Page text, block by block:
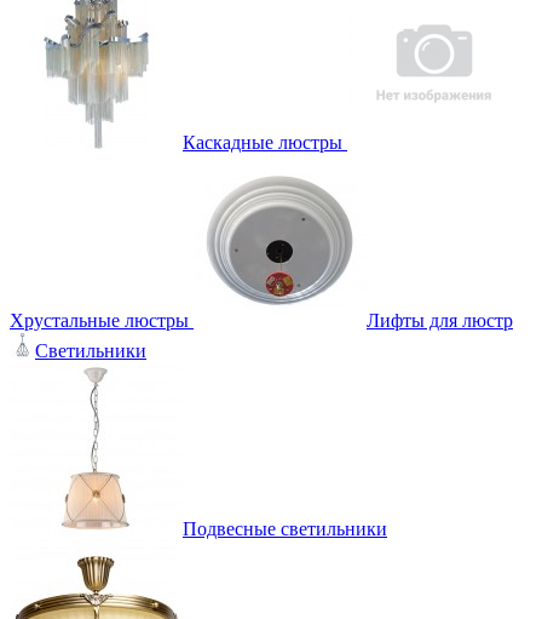
Каскадные люстры
Хрустальные люстры
Лифты для люстр
Светильники
Подвесные светильники